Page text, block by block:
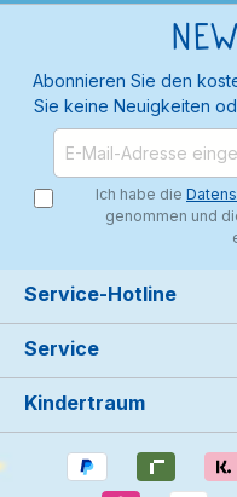
Abonnieren Sie den
Sie keine Neuigkeiten
Ich habe die
genommen und
Service-Hotline
Service
Kindertraum